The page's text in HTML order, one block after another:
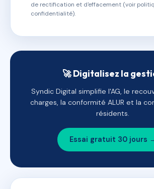
de rectification et d'effacement (voir
confidentialité).
🚀 Digitalisez la
Syndic Digital simplifie l'AG, le
charges, la conformité ALUR et la
résidents.
Essai gratuit 30 jours